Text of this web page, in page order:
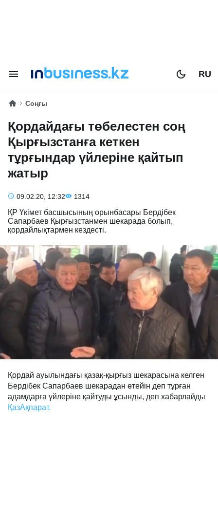
RU
Соңғы
Қордайдағы төбелестен соң
Қырғызстанға кеткен
тұрғындар үйлеріне қайтып
жатыр
09.02.20, 12:32 1314
ҚР Үкімет басшысының орынбасары Бердібек
Сапарбаев Қырғызстанмен шекарада болып,
қордайлықтармен кездесті.
Қордай ауылындағы қазақ-қырғыз шекарасына келген
Бердібек Сапарбаев шекарадан өтейін деп тұрған
адамдарға үйлеріне қайтуды ұсынды, деп хабарлайды
ҚазАқпарат.